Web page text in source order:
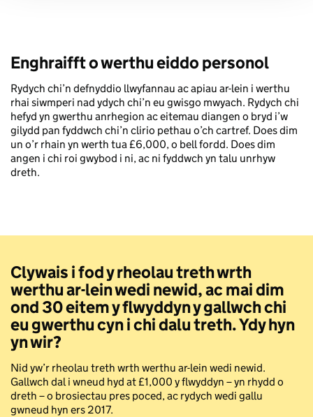
Enghraifft o werthu eiddo personol
Rydych chi’n defnyddio llwyfannau ac apiau ar-lein i werthu
rhai siwmperi nad ydych chi’n eu gwisgo mwyach. Rydych chi
hefyd yn gwerthu anrhegion ac eitemau diangen o bryd i’w
gilydd pan fyddwch chi’n clirio pethau o’ch cartref. Does dim
un o’r rhain yn werth tua £6,000, o bell fordd. Does dim
angen i chi roi gwybod i ni, ac ni fyddwch yn talu unrhyw
dreth.
Clywais i fod y rheolau treth wrth
werthu ar-lein wedi newid, ac mai dim
ond 30 eitem y flwyddyn y gallwch chi
eu gwerthu cyn i chi dalu treth. Ydy hyn
yn wir?
Nid yw’r rheolau treth wrth werthu ar-lein wedi newid.
Gallwch dal i wneud hyd at £1,000 y flwyddyn – yn rhydd o
dreth – o brosiectau pres poced, ac rydych wedi gallu
gwneud hyn ers 2017.